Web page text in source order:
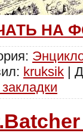
НА
kruksik |